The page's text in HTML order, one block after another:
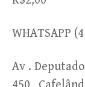
WHATSAPP
Av .